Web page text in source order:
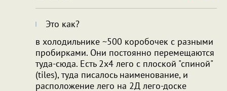
Это как?
в холодильнике ~500 коробочек с разными
пробирками. Они постоянно перемещаются
туда-сюда. Есть 2x4 лего с плоской "спиной"
(tiles), туда писалось наименование, и
расположение лего на 2Д лего-доске